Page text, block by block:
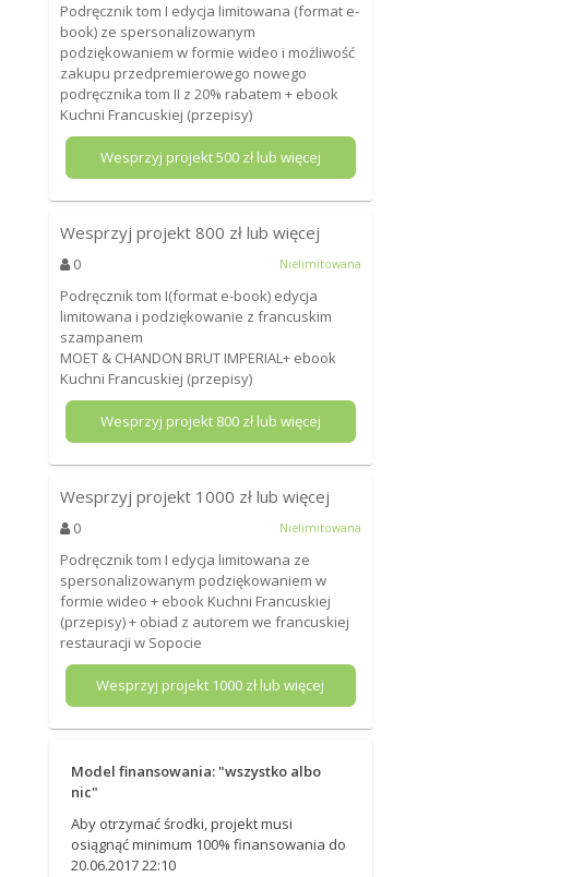
Podręcznik tom I edycja limitowana (format e-
book) ze spersonalizowanym
podziękowaniem w formie wideo i możliwość
zakupu przedpremierowego nowego
podręcznika tom II z 20% rabatem + ebook
Kuchni Francuskiej (przepisy)
Wesprzyj projekt500zł lub więcej
Wesprzyj projekt800 zł lub więcej
0 Nielimitowana
Podręcznik tom I(format e-book) edycja
limitowana i podziękowanie z francuskim
szampanem
MOET & CHANDON BRUT IMPERIAL+ ebook
Kuchni Francuskiej (przepisy)
Wesprzyj projekt 800zł lub więcej
Wesprzyj projekt 1000 zł lub więcej
0 Nielimitowana
Podręcznik tom I edycja limitowana ze
spersonalizowanym podziękowaniem w
formie wideo + ebook Kuchni Francuskiej
(przepisy) + obiad z autorem we francuskiej
restauracji w Sopocie
Wesprzyj projekt 1000 zł lub więcej
Model finansowania: "wszystko albo
nic"
Aby otrzymać środki, projekt musi
osiągnąć minimum 100% finansowania do
20.06.2017 22:10